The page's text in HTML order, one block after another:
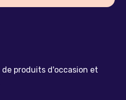
produits d'occasion et